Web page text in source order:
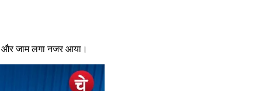
और जाम लगा नजर आया।